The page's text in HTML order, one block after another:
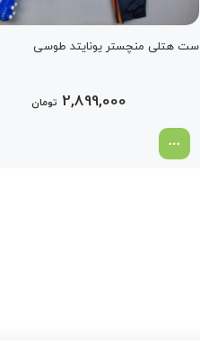
ست هتلی منچستر یونایتد طوسی
2,899,000 تومان